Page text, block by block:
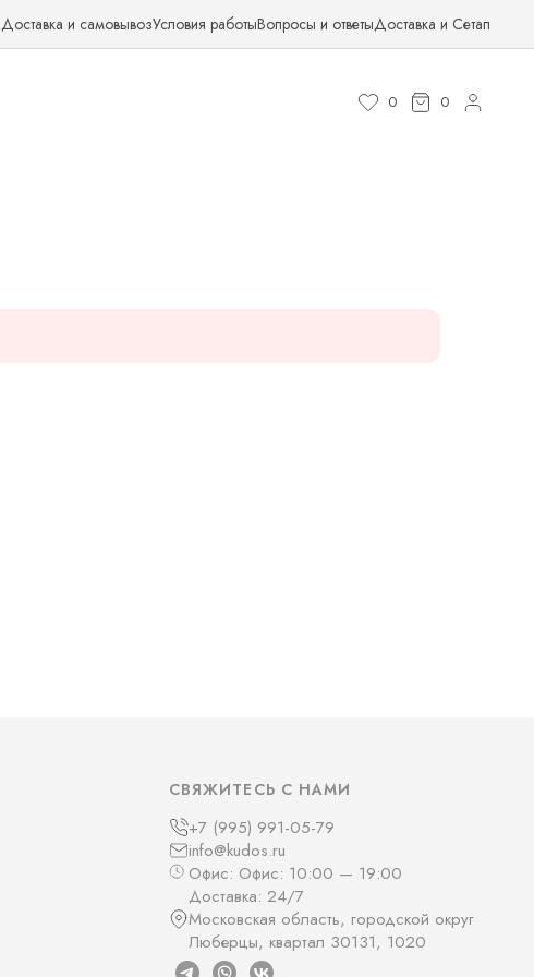
Доставка и самовывозУсловия работыВопросы и ответыДоставка и Сетап
0 0
СВЯЖИТЕСЬ С НАМИ
+7 (995) 991-05-79
info@kudos.ru
Офис: Офис: 10:00 — 19:00
Доставка: 24/7
Московская область, городской округ
Люберцы, квартал 30131, 1020